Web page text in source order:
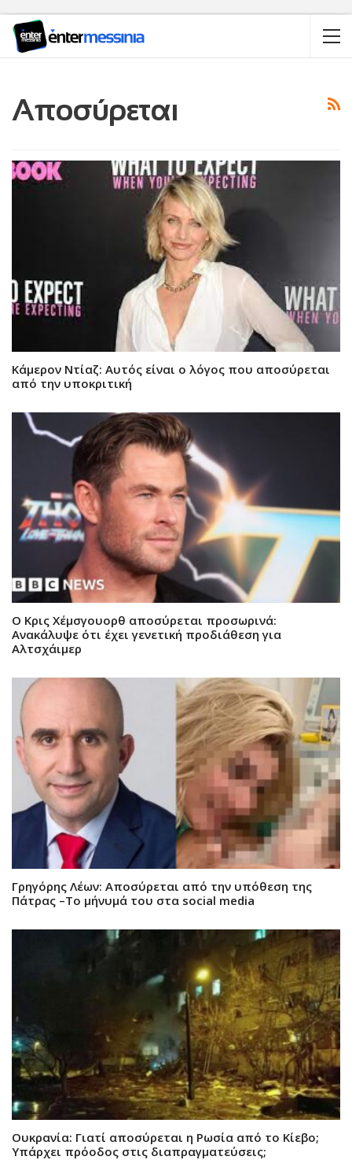
Αποσύρεται
Κάμερον Ντίαζ: Αυτός είναι ο λόγος που αποσύρεται
από την υποκριτική
Ο Κρις Χέμσγουορθ αποσύρεται προσωρινά:
Ανακάλυψε ότι έχει γενετική προδιάθεση για
Αλτσχάιμερ
Γρηγόρης Λέων: Αποσύρεται από την υπόθεση της
Πάτρας –Το μήνυμά του στα social media
Ουκρανία: Γιατί αποσύρεται η Ρωσία από το Κίεβο;
Υπάρχει πρόοδος στις διαπραγματεύσεις;